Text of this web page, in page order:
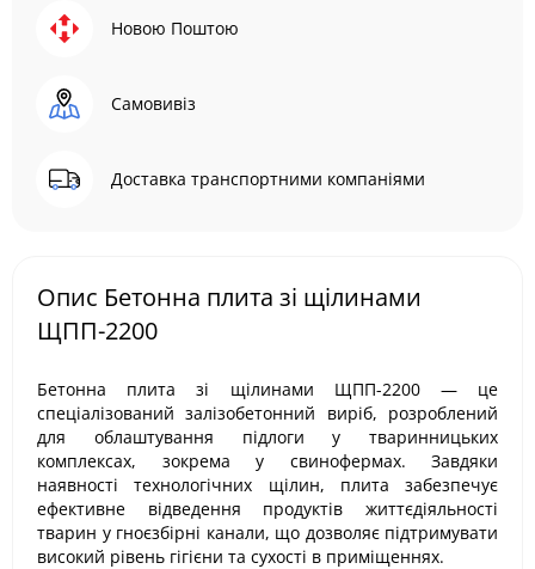
Новою Поштою
Самовивіз
Доставка транспортними компаніями
Опис Бетонна плита зі щілинами
ЩПП-2200
Бетонна плита зі щілинами ЩПП-2200 — це
спеціалізований залізобетонний виріб, розроблений
для облаштування підлоги у тваринницьких
комплексах, зокрема у свинофермах. Завдяки
наявності технологічних щілин, плита забезпечує
ефективне відведення продуктів життєдіяльності
тварин у гноєзбірні канали, що дозволяє підтримувати
високий рівень гігієни та сухості в приміщеннях.